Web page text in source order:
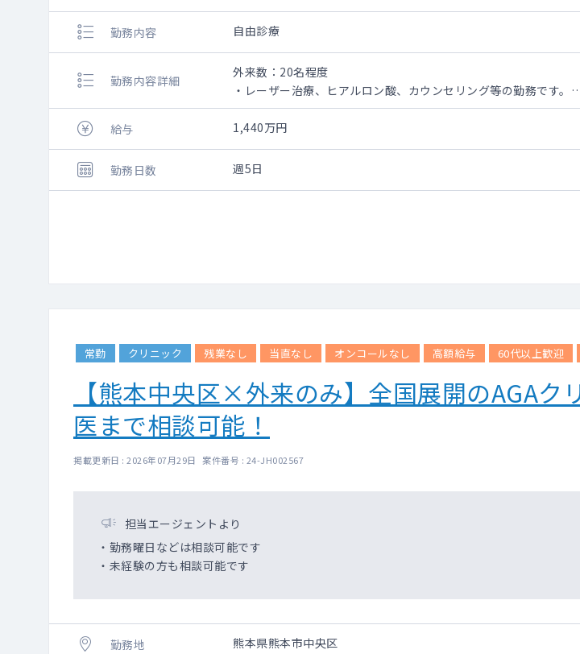
勤務内容 自由診療
勤務内容詳細
外来数：20名程度
・レーザー治療、ヒアルロン酸、カウンセリング等の勤務です。
・未経験相談可能（研修あり）
・完全予約制
給与 1,440万円
勤務日数 週5日
常勤 クリニック 残業なし 当直なし オンコールなし 高額給与 60代以上歓迎
【熊本中央区×外来のみ】全国展開のAGA
医まで相談可能！
掲載更新日 : 2026年07月29日 案件番号 : 24-JH002567
担当エージェントより
・勤務曜日などは相談可能です
・未経験の方も相談可能です
勤務地 熊本県熊本市中央区